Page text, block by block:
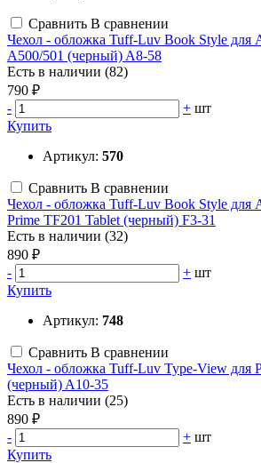
Сравнить В сравнении
Чехол - обложка Tuff-Luv Book Style для
A500/501 (черный) A8-58
Есть в наличии (82)
790 ₽
-
+ шт
Купить
Артикул: 570
Сравнить В сравнении
Чехол - обложка Tuff-Luv Book Style для
Prime TF201 Tablet (черный) F3-31
Есть в наличии (32)
890 ₽
-
+ шт
Купить
Артикул: 748
Сравнить В сравнении
Чехол - обложка Tuff-Luv Type-View для
(черный) A10-35
Есть в наличии (25)
890 ₽
-
+ шт
Купить